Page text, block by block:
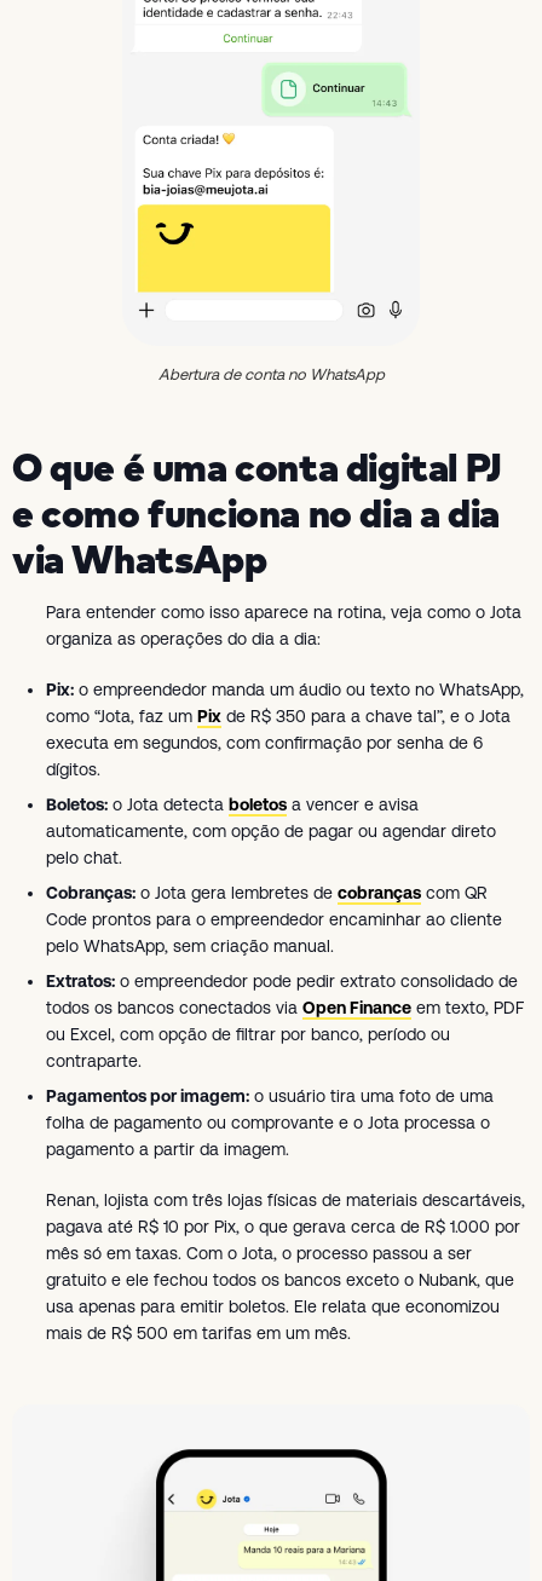
Abertura de conta no WhatsApp
O que é uma conta digital PJ
e como funciona no dia a dia
via WhatsApp
Para entender como isso aparece na rotina, veja como o Jota
organiza as operações do dia a dia:
Pix: o empreendedor manda um áudio ou texto no WhatsApp,
como “Jota, faz um Pix de R$ 350 para a chave tal”, e o Jota
executa em segundos, com confirmação por senha de 6
dígitos.
Boletos: o Jota detecta boletos a vencer e avisa
automaticamente, com opção de pagar ou agendar direto
pelo chat.
Cobranças: o Jota gera lembretes de cobranças com QR
Code prontos para o empreendedor encaminhar ao cliente
pelo WhatsApp, sem criação manual.
Extratos: o empreendedor pode pedir extrato consolidado de
todos os bancos conectados via Open Finance em texto, PDF
ou Excel, com opção de filtrar por banco, período ou
contraparte.
Pagamentos por imagem: o usuário tira uma foto de uma
folha de pagamento ou comprovante e o Jota processa o
pagamento a partir da imagem.
Renan, lojista com três lojas físicas de materiais descartáveis,
pagava até R$ 10 por Pix, o que gerava cerca de R$ 1.000 por
mês só em taxas. Com o Jota, o processo passou a ser
gratuito e ele fechou todos os bancos exceto o Nubank, que
usa apenas para emitir boletos. Ele relata que economizou
mais de R$ 500 em tarifas em um mês.